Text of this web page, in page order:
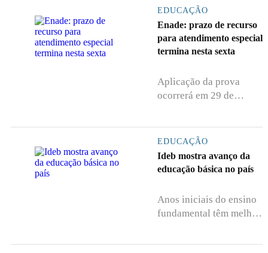
EDUCAÇÃO
Enade: prazo de recurso
para atendimento especial
termina nesta sexta
Aplicação da prova
ocorrerá em 29 de
EDUCAÇÃO
Ideb mostra avanço da
educação básica no país
Anos iniciais do ensino
fundamental têm melhor